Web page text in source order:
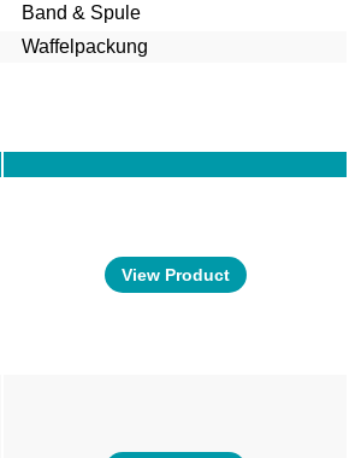
Band & Spule
Waffelpackung
View Product